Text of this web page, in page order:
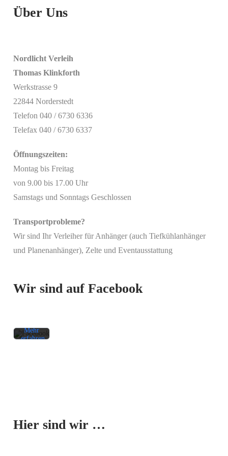
Über Uns
Nordlicht Verleih
Thomas Klinkforth
Werkstrasse 9
22844 Norderstedt
Telefon 040 / 6730 6336
Telefax 040 / 6730 6337
Öffnungszeiten:
Montag bis Freitag
von 9.00 bis 17.00 Uhr
Samstags und Sonntags Geschlossen
Transportprobleme?
Wir sind Ihr Verleiher für Anhänger (auch Tiefkühlanhänger
und Planenanhänger), Zelte und Eventausstattung
Wir sind auf Facebook
Mit
akzeptieren
Mehr
erfahren
Hier sind wir …
akzeptieren